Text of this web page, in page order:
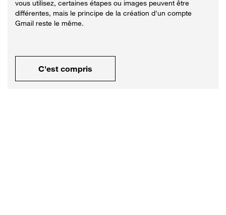
vous utilisez, certaines étapes ou images peuvent être
différentes, mais le principe de la création d'un compte
Gmail reste le même.
C'est compris